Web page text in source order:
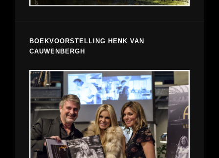
BOEKVOORSTELLING HENK VAN
CAUWENBERGH